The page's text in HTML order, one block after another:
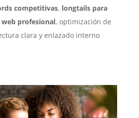
competitivas, longtails para
profesional, optimización de
clara y enlazado interno